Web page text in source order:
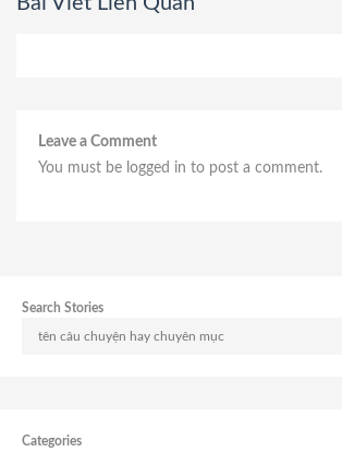
Leave a Comment
You must be logged in to post a comment.
Search Stories
Categories